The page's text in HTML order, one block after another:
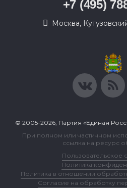
+7 (495)
Москва,
© 2005-2026, Партия «Единая
При полном или частичном
ссылка на ресурс
Пользовательское
Политика
Политика в отношении
Согласие на обработку